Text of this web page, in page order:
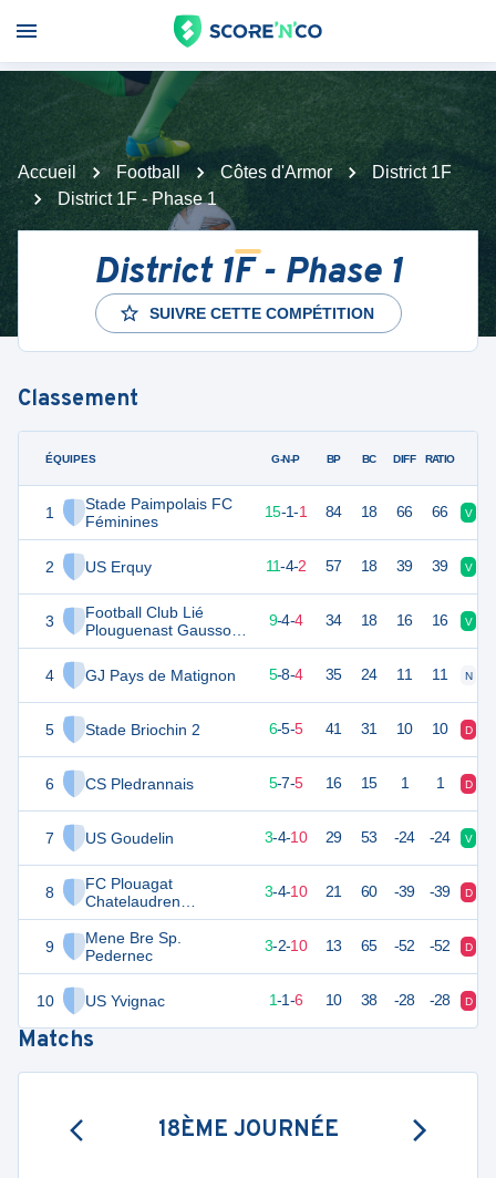
Accueil Football Côtes d'Armor
District 1F
District 1F - Phase 1
District 1F - Phase 1
SUIVRE CETTE COMPÉTITION
Classement
ÉQUIPES
1
Stade Paimpolais FC
Féminines
2 US Erquy
3
Football Club Lié
Plouguenast Gausson
Féminines
4
GJ Pays de Matignon
5 Stade Briochin 2
6 CS Pledrannais
7 US Goudelin
8
FC Plouagat
Chatelaudren
Lanrodec
9
Mene Bre Sp.
Pedernec
10 US Yvignac
G-N-P BP BC DIFF RATIO
46 17 15-1-1 84 18 66 66 V
11-4-2 57 18 39 39 V
31 9-4-4 34 18 16 16 V
23 17 5-8-4 35 24 11 11 N
22 6-5-5 41 31 10 10 D
5-7-5 16 15 1 1 D
3-4-10 29 53 -24 -24 V
3-4-10 21 60 -39 -39 D
3-2-10 13 65 -52 -52 D
1-1-6 10 38 -28 -28 D
Matchs
18ÈME JOURNÉE